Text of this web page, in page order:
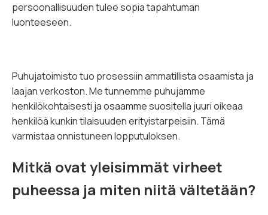
persoonallisuuden tulee sopia tapahtuman
luonteeseen.
Puhujatoimisto tuo prosessiin ammatillista osaamista ja
laajan verkoston. Me tunnemme puhujamme
henkilökohtaisesti ja osaamme suositella juuri oikeaa
henkilöä kunkin tilaisuuden erityistarpeisiin. Tämä
varmistaa onnistuneen lopputuloksen.
Mitkä ovat yleisimmät virheet
puheessa ja miten niitä vältetään?